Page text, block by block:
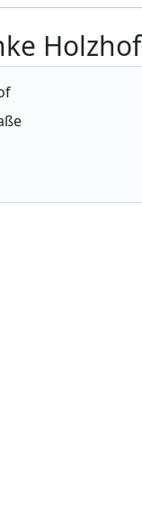
Holzhof